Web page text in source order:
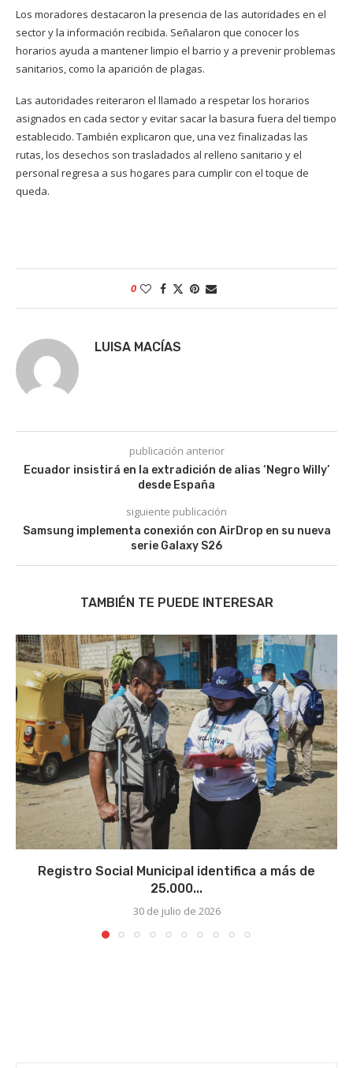
Los moradores destacaron la presencia de las autoridades en el
sector y la información recibida. Señalaron que conocer los
horarios ayuda a mantener limpio el barrio y a prevenir problemas
sanitarios, como la aparición de plagas.
Las autoridades reiteraron el llamado a respetar los horarios
asignados en cada sector y evitar sacar la basura fuera del tiempo
establecido. También explicaron que, una vez finalizadas las
rutas, los desechos son trasladados al relleno sanitario y el
personal regresa a sus hogares para cumplir con el toque de
queda.
0
LUISA MACÍAS
publicación anterior
Ecuador insistirá en la extradición de alias ‘Negro Willy’
desde España
siguiente publicación
Samsung implementa conexión con AirDrop en su nueva
serie Galaxy S26
TAMBIÉN TE PUEDE INTERESAR
Registro Social Municipal identifica a más de
25.000...
30 de julio de 2026